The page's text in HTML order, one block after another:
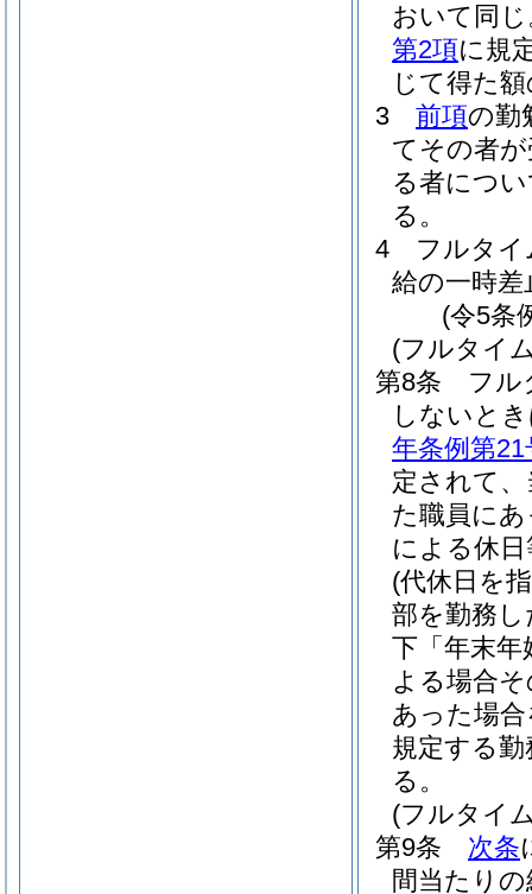
おいて同じ
第2項に規
じて得た
3
前項の勤
てその者
る者につ
る。
4
フルタイ
給の一時
(令5条
(フルタイ
第8条
フル
しないと
年条例第21
定されて
た職員に
による休
(代休日を
部を勤務
下「年末年
よる場合
あった場
規定する
る。
(フルタイ
第9条
次条
間当たり